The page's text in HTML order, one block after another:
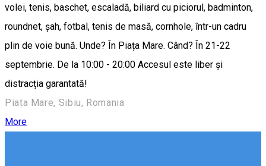
volei, tenis, baschet, escaladă, biliard cu piciorul, badminton,
roundnet, șah, fotbal, tenis de masă, cornhole, într-un cadru
plin de voie bună. Unde? În Piața Mare. Când? În 21-22
septembrie. De la 10:00 - 20:00 Accesul este liber și
distracția garantată!
Piata Mare, Sibiu, Romania
More